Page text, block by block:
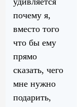
почему я,
вместо того
что бы ему
прямо
сказать, чего
мне нужно
подарить,